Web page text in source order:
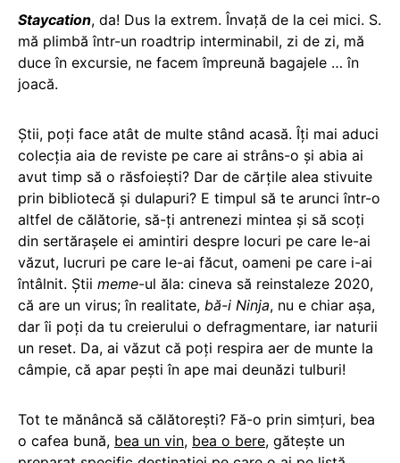
Staycation, da! Dus la extrem. Învață de la cei mici. S.
mă plimbă într-un roadtrip interminabil, zi de zi, mă
duce în excursie, ne facem împreună bagajele … în
joacă.
Știi, poți face atât de multe stând acasă. Îți mai aduci
colecția aia de reviste pe care ai strâns-o și abia ai
avut timp să o răsfoiești? Dar de cărțile alea stivuite
prin bibliotecă și dulapuri? E timpul să te arunci într-o
altfel de călătorie, să-ți antrenezi mintea și să scoți
din sertărașele ei amintiri despre locuri pe care le-ai
văzut, lucruri pe care le-ai făcut, oameni pe care i-ai
întâlnit. Știi meme-ul ăla: cineva să reinstaleze 2020,
că are un virus; în realitate, bă-i Ninja, nu e chiar așa,
dar îi poți da tu creierului o defragmentare, iar naturii
un reset. Da, ai văzut că poți respira aer de munte la
câmpie, că apar pești în ape mai deunăzi tulburi!
Tot te mănâncă să călătorești? Fă-o prin simțuri, bea
o cafea bună, bea un vin, bea o bere, gătește un